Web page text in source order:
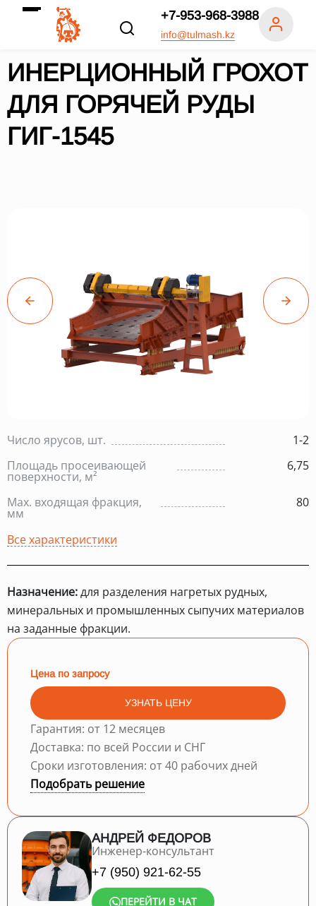
+7-953-968-3988
info@tulmash.kz
ИНЕРЦИОННЫЙ ГРОХОТ
ДЛЯ ГОРЯЧЕЙ РУДЫ
ГИГ-1545
Число ярусов, шт.
1-2
Площадь просеивающей
поверхности, м²
6,75
Max. входящая фракция,
мм
80
Все характеристики
Назначение:для разделения нагретых рудных,
минеральных и промышленных сыпучих материалов
на заданные фракции.
Цена по запросу
УЗНАТЬ ЦЕНУ
Гарантия: от 12 месяцев
Доставка: по всей России и СНГ
Сроки изготовления: от 40 рабочих дней
Подобрать решение
АНДРЕЙ ФЕДОРОВ
Инженер-консультант
+7 (950) 921-62-55
ПЕРЕЙТИ В ЧАТ